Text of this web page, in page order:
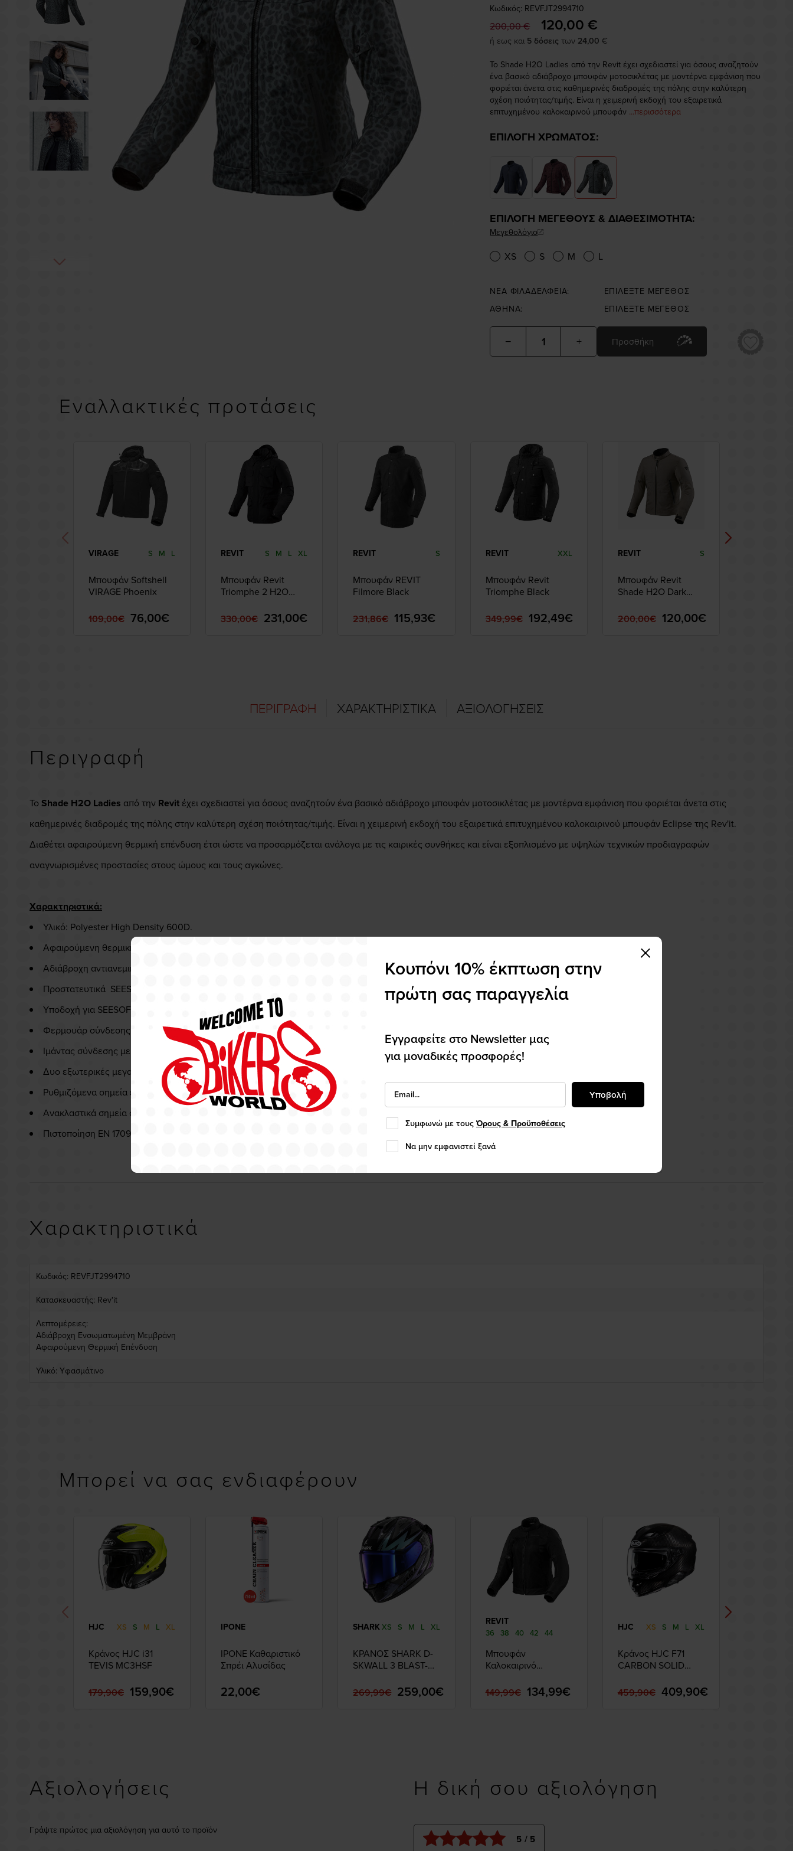
Κωδικός: REVFJT2994710
200,00 € 120,00 €
ή εως και 5 δόσεις των 24,00 €
Το Shade H2O Ladies από την Revit έχει σχεδιαστεί για όσους αναζητούν
ένα βασικό αδιάβροχο μπουφάν μοτοσικλέτας με μοντέρνα εμφάνιση που
φοριέται άνετα στις καθημερινές διαδρομές της πόλης στην καλύτερη
σχέση ποιότητας/τιμής. Είναι η χειμερινή εκδοχή του εξαιρετικά
επιτυχημένου καλοκαιρινού μπουφάν ...περισσότερα
ΕΠΙΛΟΓΗ ΧΡΩΜΑΤΟΣ:
ΕΠΙΛΟΓΗ ΜΕΓΕΘΟΥΣ & ΔΙΑΘΕΣΙΜΟΤΗΤΑ:
Μεγεθολόγιο
XS S M L
ΝΕΑ ΦΙΛΑΔΕΛΦΕΙΑ:
ΕΠΙΛΕΞΤΕ ΜΕΓΕΘΟΣ
ΑΘΗΝΑ:
ΕΠΙΛΕΞΤΕ ΜΕΓΕΘΟΣ
− + Προσθήκη
Εναλλακτικές προτάσεις
VIRAGE S M L
Μπουφάν Softshell
VIRAGE Phoenix
109,00€ 76,00€
REVIT S M L XL
Μπουφάν Revit
Triomphe 2 H2O
330,00€ 231,00€
REVIT S
Μπουφάν REVIT
Filmore Black
231,86€ 115,93€
REVIT XXL
Μπουφάν Revit
Triomphe Black
349,99€ 192,49€
REVIT S
Μπουφάν Revit
Shade H2O Dark
200,00€ 120,00€
ΠΕΡΙΓΡΑΦΗ ΧΑΡΑΚΤΗΡΙΣΤΙΚΑ ΑΞΙΟΛΟΓΗΣΕΙΣ
Περιγραφή
Το Shade H2O Ladies από την Revit έχει σχεδιαστεί για όσους αναζητούν ένα βασικό αδιάβροχο μπουφάν μοτοσικλέτας με μοντέρνα εμφάνιση που φοριέται άνετα στις
καθημερινές διαδρομές της πόλης στην καλύτερη σχέση ποιότητας/τιμής. Είναι η χειμερινή εκδοχή του εξαιρετικά επιτυχημένου καλοκαιρινού μπουφάν Eclipse της Rev'it.
Διαθέτει αφαιρούμενη θερμική επένδυση έτσι ώστε να προσαρμόζεται ανάλογα με τις καιρικές συνθήκες και είναι εξοπλισμένο με υψηλών τεχνικών προδιαγραφών
αναγνωρισμένες προστασίες στους ώμους και τους αγκώνες.
Χαρακτηριστικά:
Υλικό: Polyester High Density 600D.
Αφαιρούμενη θερμική επένδυση.
Αδιάβροχη αντιανεμική αναπνέουσα επένδυση hydratex® | G-liner.
Προστατευτικά SEESMART™ CE-level 1 σε αγκώνες και ωμούς.
Υποδοχή για SEESOFT CE-level 2 Insert Back Protector.
Φερμουάρ σύνδεσης με παντελόνι.
Ιμάντας σύνδεσης με τζήν.
Δυο εξωτερικές μεγαλες τσέπες και δυο εσωτερικά στην θερμική επένδυση.
Ρυθμιζόμενα σημεία εφαρμογής στα μανίκια και την μεση.
Ανακλαστικά σημεία στο μπροστινο μέρος.
Πιστοποίηση EN 17092 Standard-Α
Χαρακτηριστικά
Κωδικός: REVFJT2994710
Κατασκευαστής: Rev'it
Λεπτομέρειες:
Αδιάβροχη Ενσωματωμένη Μεμβράνη
Αφαιρούμενη Θερμική Επένδυση
Υλικό: Yφασμάτινο
Μπορεί να σας ενδιαφέρουν
HJC XS S M L XL
Κράνος HJC i31
TEVIS MC3HSF
179,90€ 159,90€
IPONE
IPONE Καθαριστικό
Σπρέι Αλυσίδας
22,00€
SHARKXS S M L XL
ΚΡΑΝΟΣ SHARK D-
SKWALL 3 BLAST-R
269,99€ 259,00€
REVIT
36 38 40 42 44
Μπουφάν
Καλοκαιρινό
Eclipse 2 Black
149,99€ 134,99€
HJC XS S M L XL
Κράνος HJC F71
CARBON SOLID
459,90€ 409,90€
Αξιολογήσεις
Γράψτε πρώτος μια αξιολόγηση για αυτό το προϊόν
Η δική σου αξιολόγηση
Κουπόνι 10% έκπτωση στην
πρώτη σας παραγγελία
Εγγραφείτε στο Newsletter μας
για μοναδικές προσφορές!
Υποβολή
Συμφωνώ με τους Όρους & Προϋποθέσεις
Να μην εμφανιστεί ξανά